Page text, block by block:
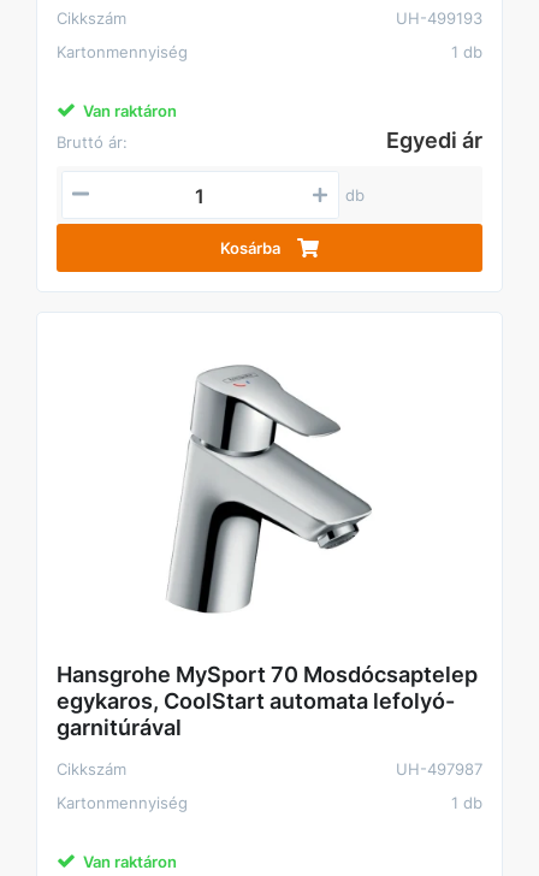
Cikkszám
UH-499193
Kartonmennyiség
1 db
Van raktáron
Bruttó ár:
Egyedi ár
db
Kosárba
Hansgrohe MySport 70 Mosdócsaptelep
egykaros, CoolStart automata lefolyó-
garnitúrával
Cikkszám
UH-497987
Kartonmennyiség
1 db
Van raktáron